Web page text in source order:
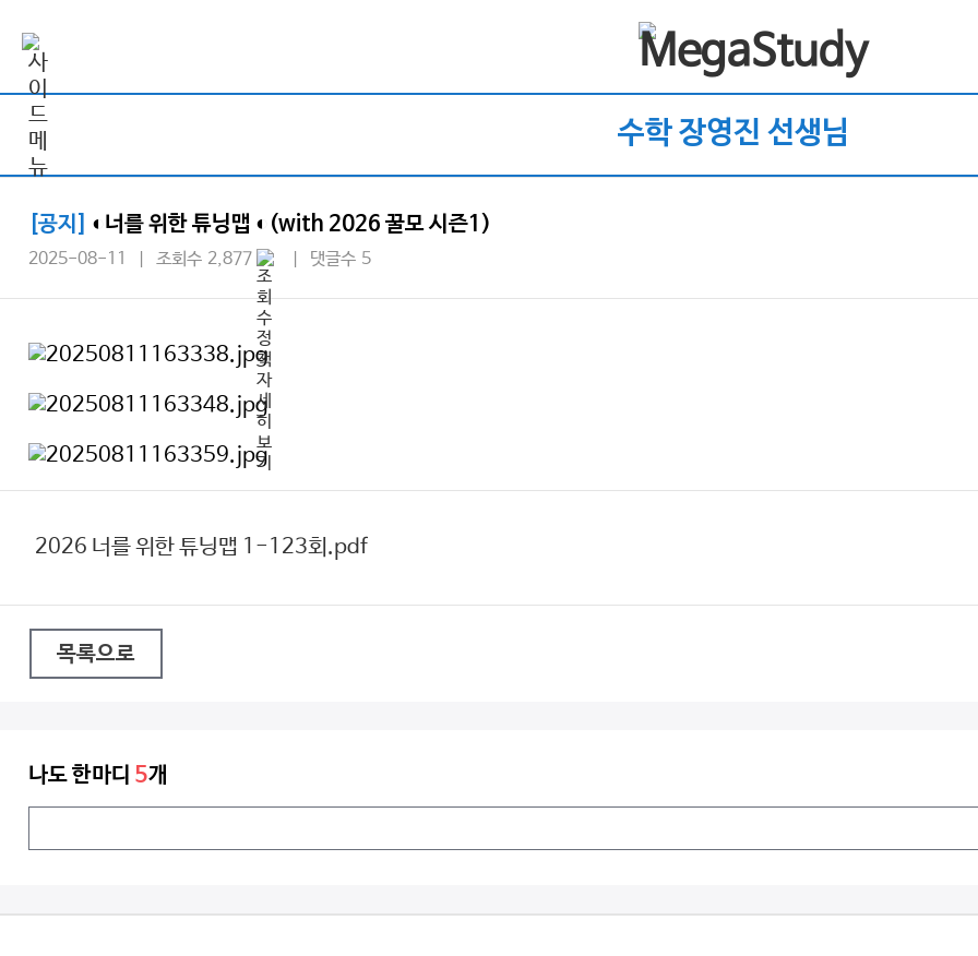
수학 장영진 선생님
[공지] ◐너를 위한 튜닝맵 ◐(with 2026 꿀모 시즌1)
2025-08-11 | 조회수 2,877 | 댓글수 5
2026 너를 위한 튜닝맵 1-123회.pdf
목록으로
나도 한마디 5개